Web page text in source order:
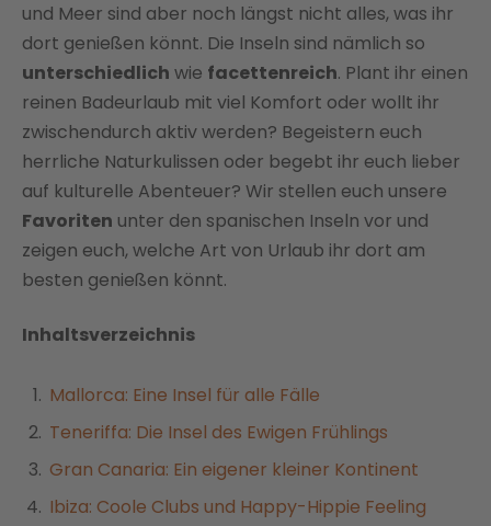
und Meer sind aber noch längst nicht alles, was ihr
dort genießen könnt. Die Inseln sind nämlich so
unterschiedlich wie facettenreich. Plant ihr einen
reinen Badeurlaub mit viel Komfort oder wollt ihr
zwischendurch aktiv werden? Begeistern euch
herrliche Naturkulissen oder begebt ihr euch lieber
auf kulturelle Abenteuer? Wir stellen euch unsere
Favoriten unter den spanischen Inseln vor und
zeigen euch, welche Art von Urlaub ihr dort am
besten genießen könnt.
Inhaltsverzeichnis
Mallorca: Eine Insel für alle Fälle
Teneriffa: Die Insel des Ewigen Frühlings
Gran Canaria: Ein eigener kleiner Kontinent
Ibiza: Coole Clubs und Happy-Hippie Feeling